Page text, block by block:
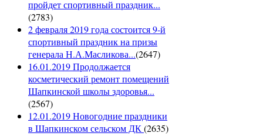
пройдет спортивный праздник...
(2783)
2 февраля 2019 года состоится 9-й
спортивный праздник на призы
генерала Н.А.Масликова...(2647)
16.01.2019 Продолжается
косметический ремонт помещений
Шапкинской школы здоровья...
(2567)
12.01.2019 Новогодние праздники
в Шапкинском сельском ДК(2635)